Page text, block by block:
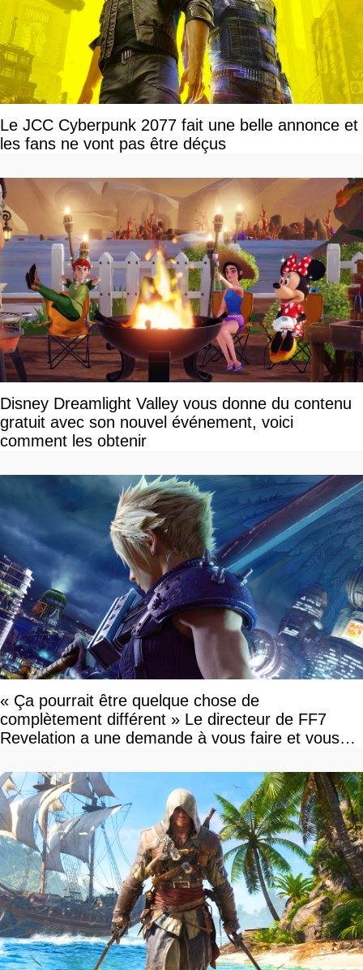
Le JCC Cyberpunk 2077 fait une belle annonce et
les fans ne vont pas être déçus
Disney Dreamlight Valley vous donne du contenu
gratuit avec son nouvel événement, voici
comment les obtenir
« Ça pourrait être quelque chose de
complètement différent » Le directeur de FF7
Revelation a une demande à vous faire et vous